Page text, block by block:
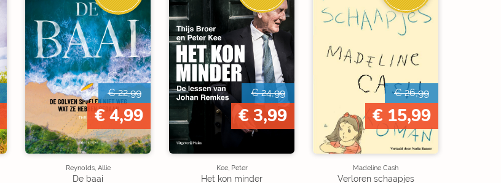
€ 22,99
€ 4,99
Reynolds, Allie
De baai
€ 24,99
€ 3,99
Kee, Peter
Het kon minder
€ 26,99
€ 15,99
Madeline Cash
Verloren schaapjes